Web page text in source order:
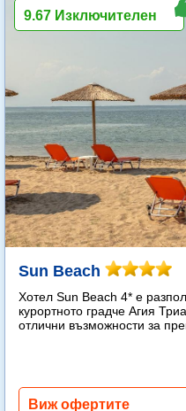
Sun Beach
Хотел Sun Beach 4* е
курортното градче Агия
отлични възможности за
9.67 Изключителен
Виж офертите